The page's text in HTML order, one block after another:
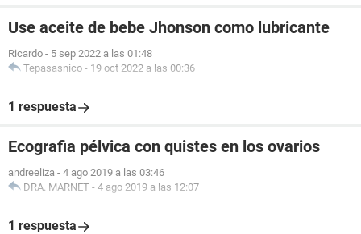
Use aceite de bebe Jhonson como lubricante
Ricardo - 5 sep 2022 a las 01:48
Tepasasnico - 19 oct 2022 a las 00:36
1 respuesta
Ecografia pélvica con quistes en los ovarios
andreeliza - 4 ago 2019 a las 03:46
DRA. MARNET - 4 ago 2019 a las 12:07
1 respuesta